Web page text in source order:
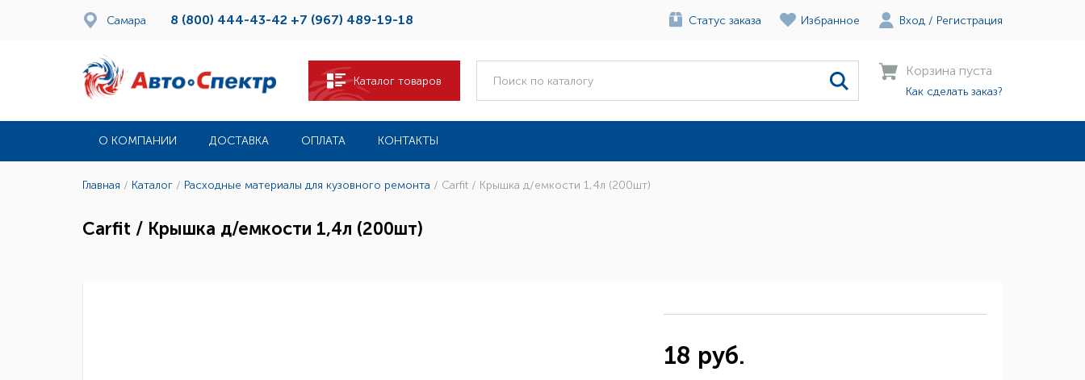
Самара 8 (800) 444-43-42 +7 (967) 489-19-18 Статус заказа Избранное Вход / Регистрация
Каталог товаров
Корзина пуста
Как сделать заказ?
О КОМПАНИИ ДОСТАВКА ОПЛАТА КОНТАКТЫ
Главная / Каталог / Расходные материалы для кузовного ремонта / Carfit / Крышка д/емкости 1,4л (200шт)
Carfit / Крышка д/емкости 1,4л (200шт)
18 руб.